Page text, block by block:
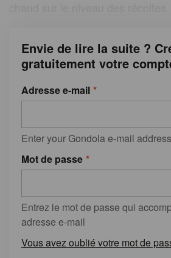
Envie de lire la suite ?
gratuitement votre
Adresse e-mail
Enter your Gondola e-mail
Mot de passe
Entrez le mot de passe qui
adresse e-mail
Vous avez oublié votre mot de